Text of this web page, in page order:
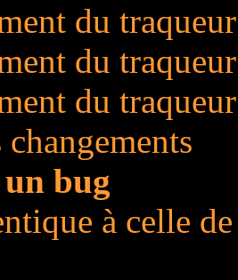
du
du
du
bug
à celle